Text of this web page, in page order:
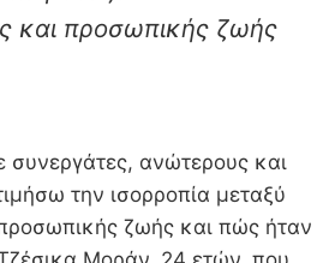
και προσωπικής ζωής
συνεργάτες, ανώτερους και
την ισορροπία μεταξύ
ζωής και πώς ήταν